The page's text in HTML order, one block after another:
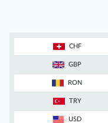
CHF
GBP
RON
TRY
USD